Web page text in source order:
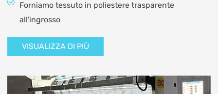
Forniamo tessuto in poliestere trasparente
all'ingrosso
VISUALIZZA DI PIÙ